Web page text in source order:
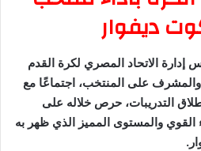
ديفوار
الاتحاد المصري لكرة القدم
على المنتخب، اجتماعًا مع
التدريبات، حرص خلاله على
القوي والمستوى المميز الذي ظهر به